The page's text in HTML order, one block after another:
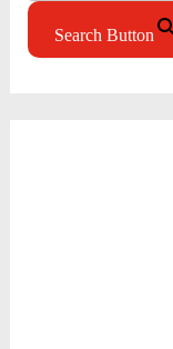
Search Button